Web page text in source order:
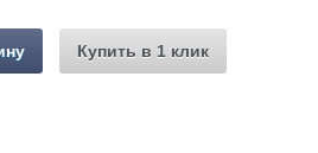
Купить в 1 клик